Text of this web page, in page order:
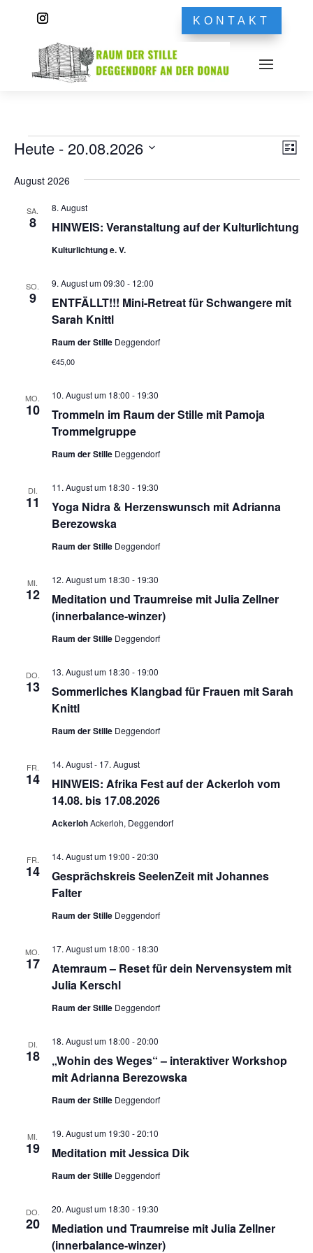
KONTAKT
Veranstaltungen Liste
Heute - 20.08.2026
wählen.
August 2026
SA.
8 HINWEIS: Veranstaltung auf der Kulturlichtung
8. August
Kulturlichtung e. V.
SO.
9
ENTFÄLLT!!! Mini-Retreat für Schwangere mit
Sarah Knittl
9. August um 09:30 - 12:00
Raum der Stille Deggendorf
€45,00
MO.
10
Trommeln im Raum der Stille mit Pamoja
Trommelgruppe
10. August um 18:00 - 19:30
Raum der Stille Deggendorf
DI.
11
Yoga Nidra & Herzenswunsch mit Adrianna
Berezowska
11. August um 18:30 - 19:30
Raum der Stille Deggendorf
MI.
12
Meditation und Traumreise mit Julia Zellner
(innerbalance-winzer)
12. August um 18:30 - 19:30
Raum der Stille Deggendorf
DO.
13
Sommerliches Klangbad für Frauen mit Sarah
Knittl
13. August um 18:30 - 19:00
Raum der Stille Deggendorf
FR.
14
HINWEIS: Afrika Fest auf der Ackerloh vom
14.08. bis 17.08.2026
14. August- 17. August
AckerlohAckerloh, Deggendorf
FR.
14
Gesprächskreis SeelenZeit mit Johannes
Falter
14. August um 19:00 -20:30
Raum der Stille Deggendorf
MO.
17
Atemraum – Reset für dein Nervensystem mit
Julia Kerschl
17. August um 18:00 - 18:30
Raum der Stille Deggendorf
DI.
18
„Wohin des Weges“ – interaktiver Workshop
mit Adrianna Berezowska
18. August um 18:00 -20:00
Raum der Stille Deggendorf
MI.
19 Meditation mit Jessica Dik
19. August um 19:30 -20:10
Raum der Stille Deggendorf
DO.
20
Mediation und Traumreise mit Julia Zellner
(innerbalance-winzer)
20. August um 18:30 - 19:30